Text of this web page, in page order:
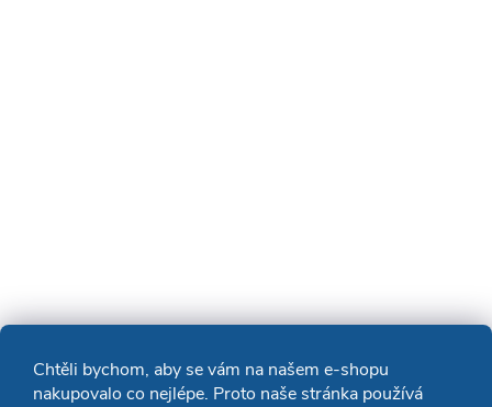
Chtěli bychom, aby se vám na našem e-shopu
nakupovalo co nejlépe. Proto naše stránka používá